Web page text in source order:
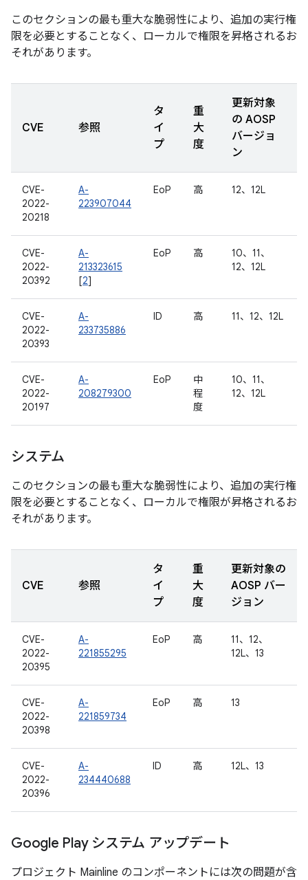
このセクションの最も重大な脆弱性により、追加の実行権
限を必要とすることなく、ローカルで権限を昇格されるお
それがあります。
CVE 参照
タ
イ
プ
重
大
度
更新対象
の AOSP
バージョ
ン
CVE-
2022-
20218
A-
223907044
EoP 高 12、12L
CVE-
2022-
20392
A-
213323615
[2]
EoP 高
10、11、
12、12L
CVE-
2022-
20393
A-
233735886
ID 高 11、12、12L
CVE-
2022-
20197
A-
208279300
EoP
中
程
度
10、11、
12、12L
システム
このセクションの最も重大な脆弱性により、追加の実行権
限を必要とすることなく、ローカルで権限が昇格されるお
それがあります。
CVE 参照
タ
イ
プ
重
大
度
更新対象の
AOSP バー
ジョン
CVE-
2022-
20395
A-
221855295
EoP 高
11、12、
12L、13
CVE-
2022-
20398
A-
221859734
EoP 高 13
CVE-
2022-
20396
A-
234440688
ID 高 12L、13
Google Play システム アップデート
プロジェクト Mainline のコンポーネントには次の問題が含